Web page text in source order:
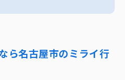
ら名古屋市のミライ行